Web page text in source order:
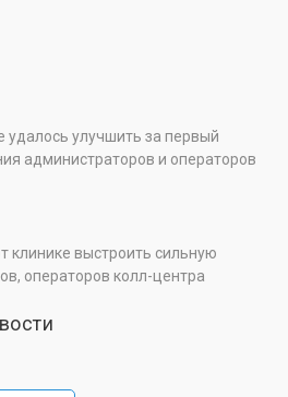
удалось улучшить за первый
администраторов и операторов
выстроить сильную
операторов колл-центра